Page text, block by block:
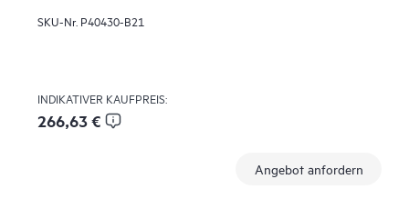
SKU-Nr. P40430-B21
INDIKATIVER KAUFPREIS:
266,63 €
Angebot anfordern